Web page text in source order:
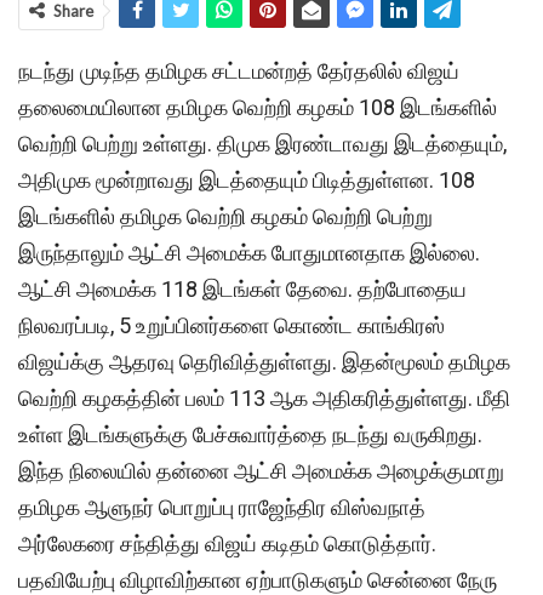
Share
நடந்து முடிந்த தமிழக சட்டமன்றத் தேர்தலில் விஜய்
தலைமையிலான தமிழக வெற்றி கழகம் 108 இடங்களில்
வெற்றி பெற்று உள்ளது. திமுக இரண்டாவது இடத்தையும்,
அதிமுக மூன்றாவது இடத்தையும் பிடித்துள்ளன. 108
இடங்களில் தமிழக வெற்றி கழகம் வெற்றி பெற்று
இருந்தாலும் ஆட்சி அமைக்க போதுமானதாக இல்லை.
ஆட்சி அமைக்க 118 இடங்கள் தேவை. தற்போதைய
நிலவரப்படி, 5 உறுப்பினர்களை கொண்ட காங்கிரஸ்
விஜய்க்கு ஆதரவு தெரிவித்துள்ளது. இதன்மூலம் தமிழக
வெற்றி கழகத்தின் பலம் 113 ஆக அதிகரித்துள்ளது. மீதி
உள்ள இடங்களுக்கு பேச்சுவார்த்தை நடந்து வருகிறது.
இந்த நிலையில் தன்னை ஆட்சி அமைக்க அழைக்குமாறு
தமிழக ஆளுநர் பொறுப்பு ராஜேந்திர விஸ்வநாத்
அர்லேகரை சந்தித்து விஜய் கடிதம் கொடுத்தார்.
பதவியேற்பு விழாவிற்கான ஏற்பாடுகளும் சென்னை நேரு